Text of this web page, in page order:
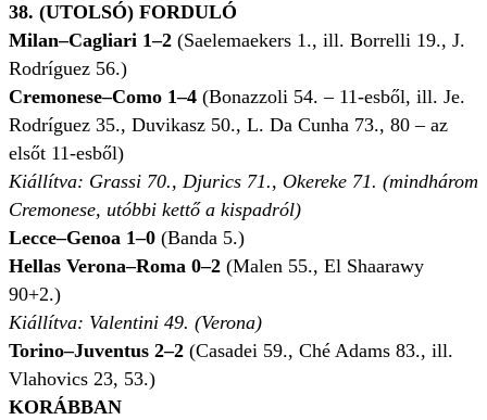
38. (UTOLSÓ) FORDULÓ
Milan–Cagliari 1–2 (Saelemaekers 1., ill. Borrelli 19., J.
Rodríguez 56.)
Cremonese–Como 1–4 (Bonazzoli 54. – 11-esből, ill. Je.
Rodríguez 35., Duvikasz 50., L. Da Cunha 73., 80 – az
elsőt 11-esből)
Kiállítva: Grassi 70., Djurics 71., Okereke 71. (mindhárom
Cremonese, utóbbi kettő a kispadról)
Lecce–Genoa 1–0 (Banda 5.)
Hellas Verona–Roma 0–2 (Malen 55., El Shaarawy
90+2.)
Kiállítva: Valentini 49. (Verona)
Torino–Juventus 2–2 (Casadei 59., Ché Adams 83., ill.
Vlahovics 23, 53.)
KORÁBBAN